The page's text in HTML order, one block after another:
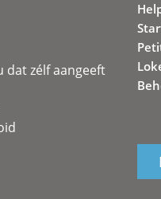
dat zélf aangeeft